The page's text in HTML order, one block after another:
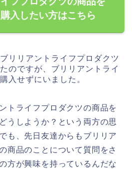
入したい方はこちら
リリアントライフプロダクツ
のですが、ブリリアントライ
入せずにいました。
トライフプロダクツの商品を
うしようか？という両方の思
も、先日友達からもブリリア
商品のことについて質問をさ
方が興味を持っているんだな